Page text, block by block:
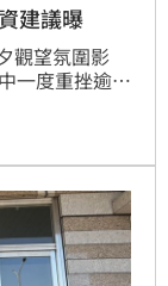
建議曝
觀望氛圍影
一度重挫逾
回檔為主要
續亮紅燈，
可透過定期定
支撐的產品降
累積資產，並
變動。